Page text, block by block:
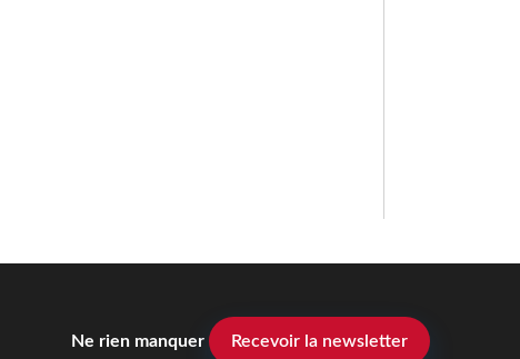
Ne rien manquer Recevoir la newsletter